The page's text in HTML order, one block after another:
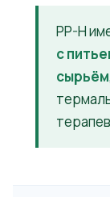
PP-H
с
сырьём